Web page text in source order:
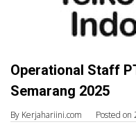
Operational Staff
Semarang 2025
By Kerjahariini.com Posted on